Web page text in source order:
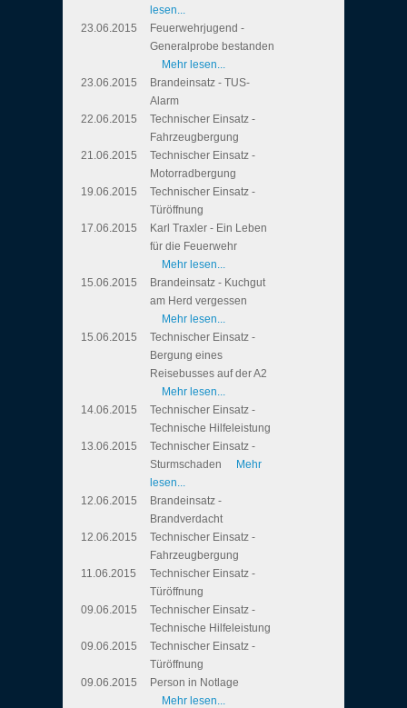
lesen...
23.06.2015
Feuerwehrjugend -
Generalprobe bestanden
Mehr lesen...
23.06.2015
Brandeinsatz - TUS-
Alarm
22.06.2015
Technischer Einsatz -
Fahrzeugbergung
21.06.2015
Technischer Einsatz -
Motorradbergung
19.06.2015
Technischer Einsatz -
Türöffnung
17.06.2015
Karl Traxler - Ein Leben
für die Feuerwehr
Mehr lesen...
15.06.2015
Brandeinsatz - Kuchgut
am Herd vergessen
Mehr lesen...
15.06.2015
Technischer Einsatz -
Bergung eines
Reisebusses auf der A2
Mehr lesen...
14.06.2015
Technischer Einsatz -
Technische Hilfeleistung
13.06.2015
Technischer Einsatz -
Sturmschaden
Mehr
lesen...
12.06.2015
Brandeinsatz -
Brandverdacht
12.06.2015
Technischer Einsatz -
Fahrzeugbergung
11.06.2015
Technischer Einsatz -
Türöffnung
09.06.2015
Technischer Einsatz -
Technische Hilfeleistung
09.06.2015
Technischer Einsatz -
Türöffnung
09.06.2015
Person in Notlage
Mehr lesen...